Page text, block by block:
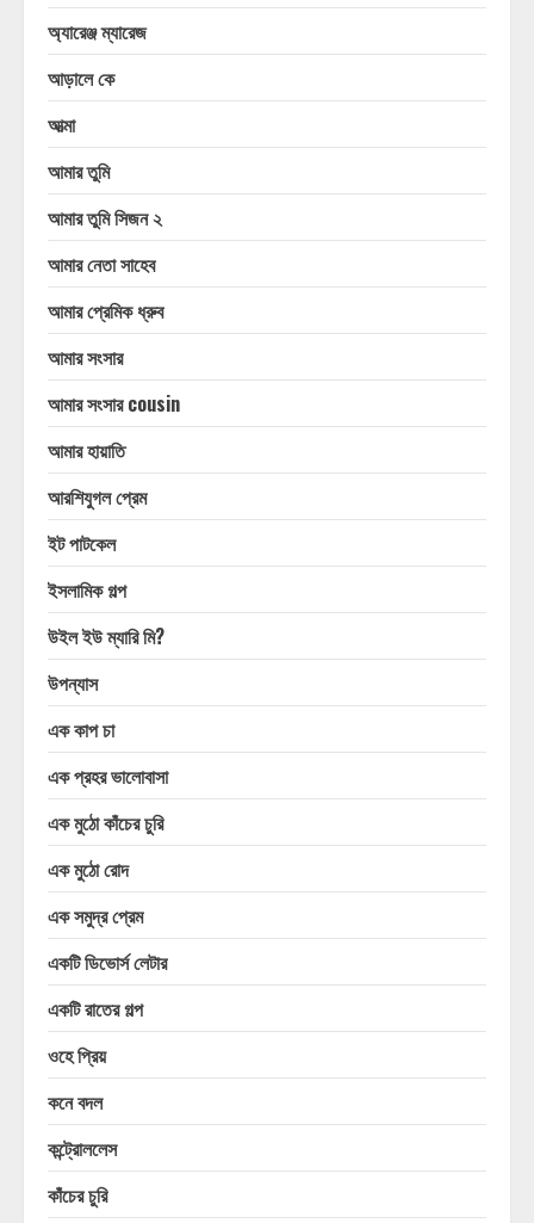
অ্যারেঞ্জ ম্যারেজ
আড়ালে কে
আত্মা
আমার তুমি
আমার তুমি সিজন ২
আমার নেতা সাহেব
আমার প্রেমিক ধ্রুব
আমার সংসার
আমার সংসার cousin
আমার হায়াতি
আরশিযুগল প্রেম
ইট পাটকেল
ইসলামিক গল্প
উইল ইউ ম্যারি মি?
উপন্যাস
এক কাপ চা
এক প্রহর ভালোবাসা
এক মুঠো কাঁচের চুরি
এক মুঠো রোদ
এক সমুদ্র প্রেম
একটি ডিভোর্স লেটার
একটি রাতের গল্প
ওহে প্রিয়
কনে বদল
কন্ট্রোললেস
কাঁচের চুরি